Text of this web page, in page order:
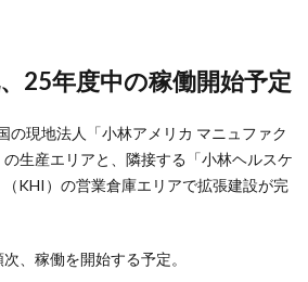
、25年度中の稼働開始予定
の現地法人「小林アメリカ マニュファク
生産エリアと、隣接する「小林ヘルスケ
KHI）の営業倉庫エリアで拡張建設が完
、稼働を開始する予定。